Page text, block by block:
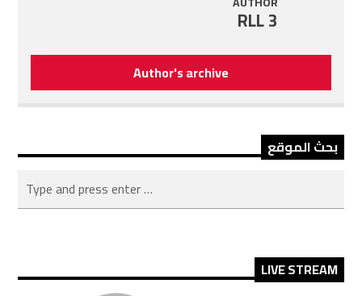
RLL 3
Author's archive
بحث الموقع
LIVE STREAM